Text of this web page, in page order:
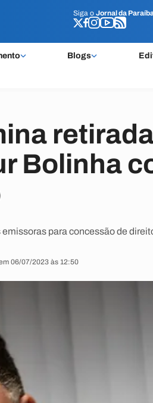
Siga o Jornal da
Blogs
Siga o Jornal da
Bolinha
para concessão de
06/07/2023 às 12:50